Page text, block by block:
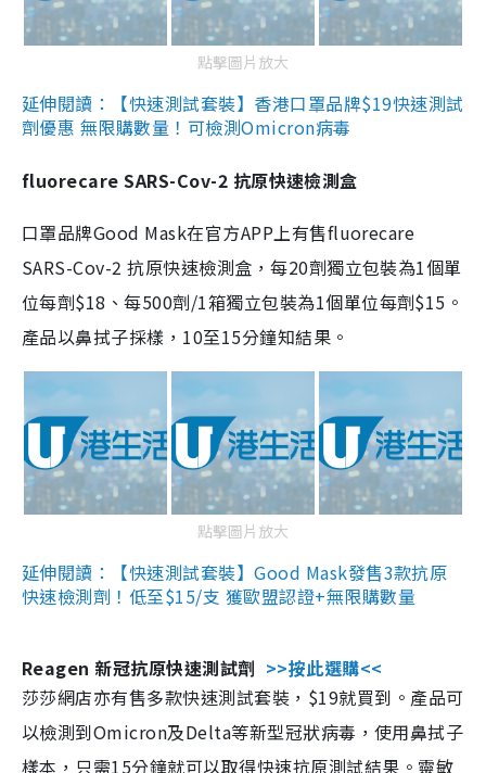
點擊圖片放大
延伸閱讀：【快速測試套裝】香港口罩品牌$19快速測試
劑優惠 無限購數量！可檢測Omicron病毒
fluorecare SARS-Cov-2 抗原快速檢測盒
口罩品牌Good Mask在官方APP上有售fluorecare
SARS-Cov-2 抗原快速檢測盒，每20劑獨立包裝為1個單
位每劑$18、每500劑/1箱獨立包裝為1個單位每劑$15。
產品以鼻拭子採樣，10至15分鐘知結果。
點擊圖片放大
延伸閱讀：【快速測試套裝】Good Mask發售3款抗原
快速檢測劑！低至$15/支 獲歐盟認證+無限購數量
Reagen 新冠抗原快速測試劑 >>按此選購<<
莎莎網店亦有售多款快速測試套裝，$19就買到。產品可
以檢測到Omicron及Delta等新型冠狀病毒，使用鼻拭子
樣本，只需15分鐘就可以取得快速抗原測試結果。靈敏